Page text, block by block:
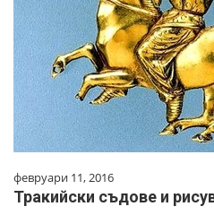
февруари 11, 2016
Тракийски съдове и